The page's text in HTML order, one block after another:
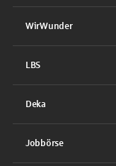
WirWunder
LBS
Deka
Jobbörse